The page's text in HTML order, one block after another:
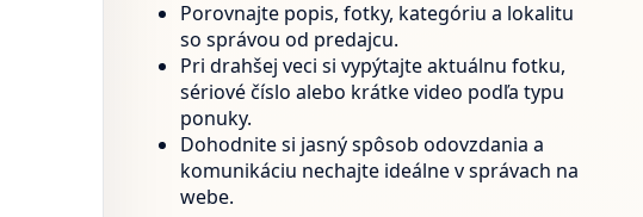
Porovnajte popis, fotky, kategóriu a lokalitu
so správou od predajcu.
Pri drahšej veci si vypýtajte aktuálnu fotku,
sériové číslo alebo krátke video podľa typu
ponuky.
Dohodnite si jasný spôsob odovzdania a
komunikáciu nechajte ideálne v správach na
webe.